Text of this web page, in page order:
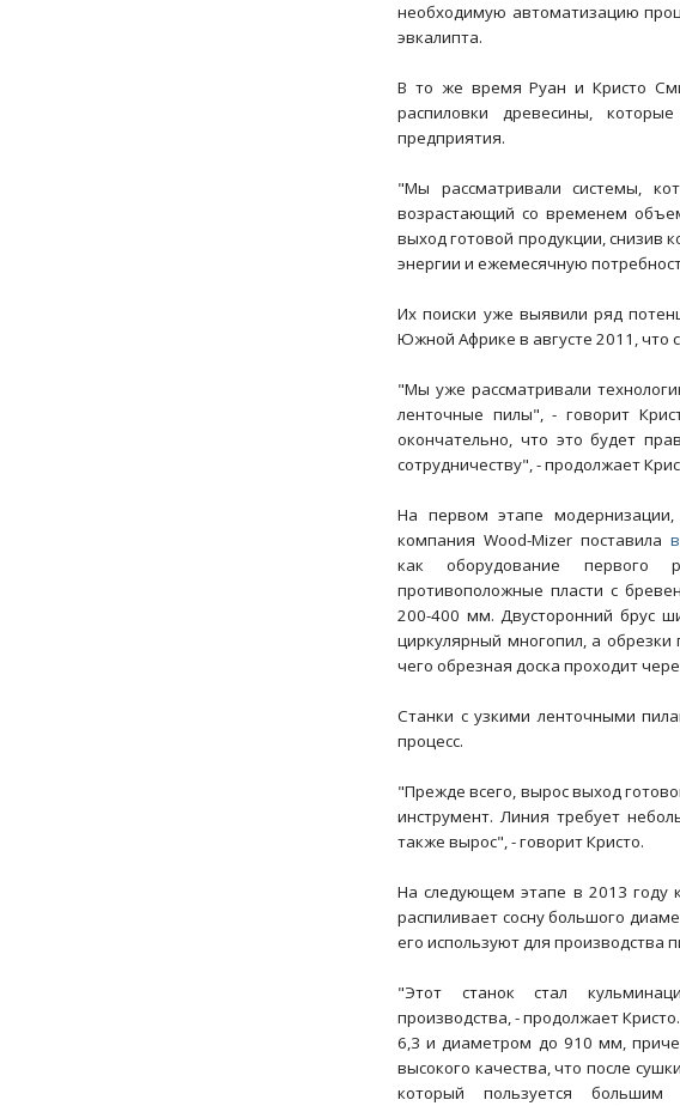
необходимую автоматизацию
эвкалипта.
В то же время Руан и Кристо
распиловки древесины,
предприятия.
"Мы рассматривали системы,
возрастающий со временем
выход готовой продукции, снизив
энергии и ежемесячную
Их поиски уже выявили ряд
Южной Африке в августе 2011, что
"Мы уже рассматривали
ленточные пилы", - говорит
окончательно, что это будет
сотрудничеству", - продолжает
На первом этапе
компания Wood-Mizer поставила
как оборудование
противоположные пласти с
200-400 мм. Двусторонний брус
циркулярный многопил, а
чего обрезная доска проходит
Станки с узкими ленточными
процесс.
"Прежде всего, вырос выход
инструмент. Линия требует
также вырос", - говорит Кристо.
На следующем этапе в 2013 году
распиливает сосну большого
его используют для производства
"Этот станок стал
производства, - продолжает
6,3 и диаметром до 910 мм,
высокого качества, что после
который пользуется большим